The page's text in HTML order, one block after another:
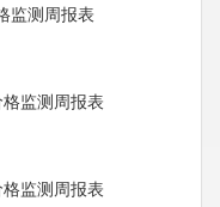
监测周报表
监测周报表
监测周报表